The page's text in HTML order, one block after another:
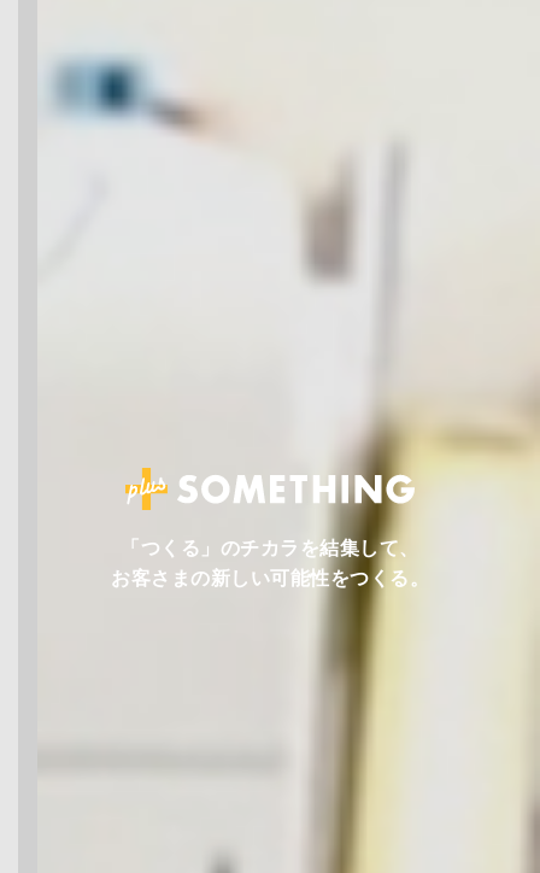
「つくる」のチカラを結集して、
お客さまの新しい可能性をつくる。